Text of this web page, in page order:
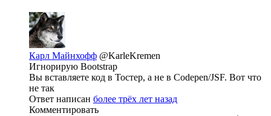
Карл Майнхофф @KarleKremen
Игнорирую Bootstrap
Вы вставляете код в Тостер, а не в Codepen/JSF. Вот что
не так
Ответ написан более трёх лет назад
Комментировать